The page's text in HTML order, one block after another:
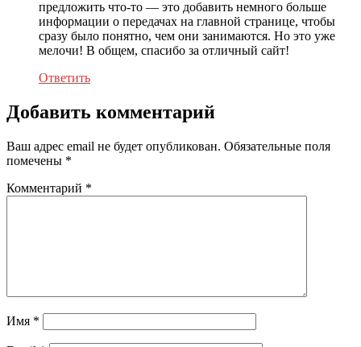
предложить что-то — это добавить немного больше
информации о передачах на главной странице, чтобы
сразу было понятно, чем они занимаются. Но это уже
мелочи! В общем, спасибо за отличный сайт!
Ответить
Добавить комментарий
Ваш адрес email не будет опубликован. Обязательные поля
помечены *
Комментарий *
Имя *